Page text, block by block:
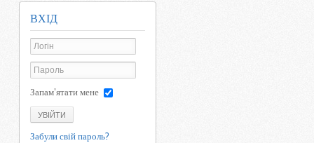
ВХІД
Запам'ятати мене
УВІЙТИ
Забули свій пароль?